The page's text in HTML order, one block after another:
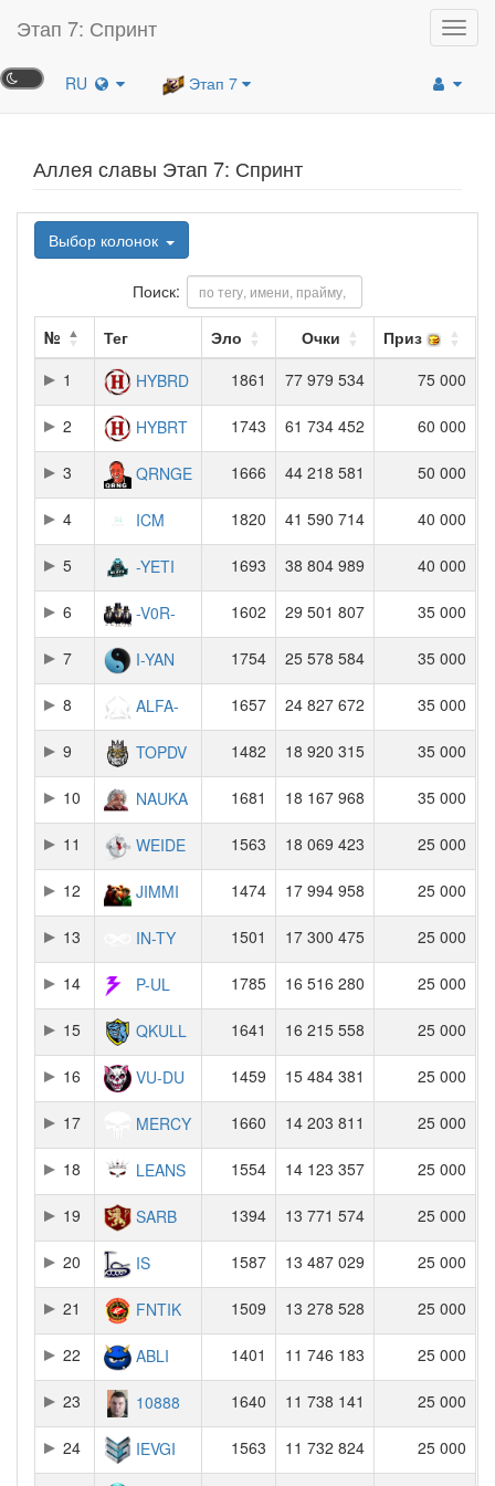
Этап 7: Спринт
RU Этап 7
Аллея славы Этап 7: Спринт
Выбор колонок
Поиск:
№ Тег Эло Очки
Приз
1
HYBRD 1861 77 979 534 75 000
2 HYBRT 1743 61 734 452 60 000
3 QRNGE 1666 44 218 581 50 000
4 ICM 1820 41 590 714 40 000
5 -YETI 1693 38 804 989 40 000
6 -V0R- 1602 29 501 807 35 000
7 I-YAN 1754 25 578 584 35 000
8 ALFA- 1657 24 827 672 35 000
9 TOPDV 1482 18 920 315 35 000
10 NAUKA 1681 18 167 968 35 000
11 WEIDE 1563 18 069 423 25 000
12 JIMMI 1474 17 994 958 25 000
13 IN-TY 1501 17 300 475 25 000
14 P-UL 1785 16 516 280 25 000
15 QKULL 1641 16 215 558 25 000
16 VU-DU 1459 15 484 381 25 000
17 MERCY 1660 14 203 811 25 000
18 LEANS 1554 14 123 357 25 000
19 SARB 1394 13 771 574 25 000
20 IS 1587 13 487 029 25 000
21 FNTIK 1509 13 278 528 25 000
22 ABLI 1401 11 746 183 25 000
23 10888 1640 11 738 141 25 000
24 IEVGI 1563 11 732 824 25 000